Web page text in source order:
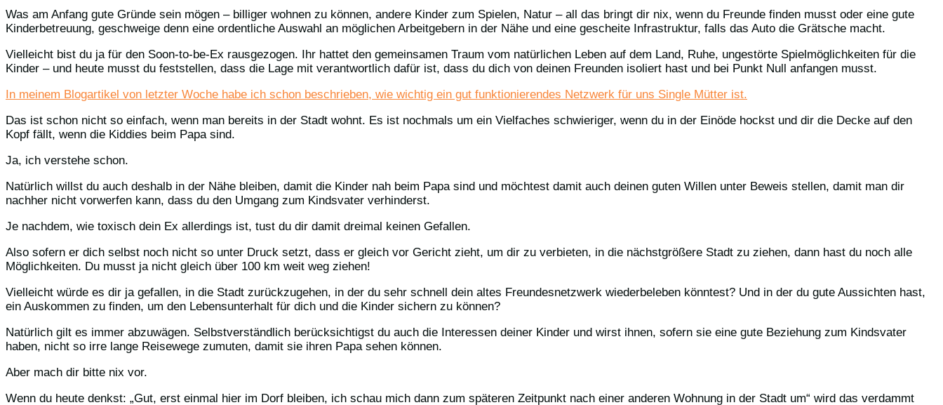
Was am Anfang gute Gründe sein mögen – billiger wohnen zu können, andere Kinder zum Spielen, Natur – all das bringt dir nix, wenn du Freunde finden musst oder eine gute
Kinderbetreuung, geschweige denn eine ordentliche Auswahl an möglichen Arbeitgebern in der Nähe und eine gescheite Infrastruktur, falls das Auto die Grätsche macht.
Vielleicht bist du ja für den Soon-to-be-Ex rausgezogen. Ihr hattet den gemeinsamen Traum vom natürlichen Leben auf dem Land, Ruhe, ungestörte Spielmöglichkeiten für die
Kinder – und heute musst du feststellen, dass die Lage mit verantwortlich dafür ist, dass du dich von deinen Freunden isoliert hast und bei Punkt Null anfangen musst.
In meinem Blogartikel von letzter Woche habe ich schon beschrieben, wie wichtig ein gut funktionierendes Netzwerk für uns Single Mütter ist.
Das ist schon nicht so einfach, wenn man bereits in der Stadt wohnt. Es ist nochmals um ein Vielfaches schwieriger, wenn du in der Einöde hockst und dir die Decke auf den
Kopf fällt, wenn die Kiddies beim Papa sind.
Ja, ich verstehe schon.
Natürlich willst du auch deshalb in der Nähe bleiben, damit die Kinder nah beim Papa sind und möchtest damit auch deinen guten Willen unter Beweis stellen, damit man dir
nachher nicht vorwerfen kann, dass du den Umgang zum Kindsvater verhinderst.
Je nachdem, wie toxisch dein Ex allerdings ist, tust du dir damit dreimal keinen Gefallen.
Also sofern er dich selbst noch nicht so unter Druck setzt, dass er gleich vor Gericht zieht, um dir zu verbieten, in die nächstgrößere Stadt zu ziehen, dann hast du noch alle
Möglichkeiten. Du musst ja nicht gleich über 100 km weit weg ziehen!
Vielleicht würde es dir ja gefallen, in die Stadt zurückzugehen, in der du sehr schnell dein altes Freundesnetzwerk wiederbeleben könntest? Und in der du gute Aussichten hast,
ein Auskommen zu finden, um den Lebensunterhalt für dich und die Kinder sichern zu können?
Natürlich gilt es immer abzuwägen. Selbstverständlich berücksichtigst du auch die Interessen deiner Kinder und wirst ihnen, sofern sie eine gute Beziehung zum Kindsvater
haben, nicht so irre lange Reisewege zumuten, damit sie ihren Papa sehen können.
Aber mach dir bitte nix vor.
Wenn du heute denkst: „Gut, erst einmal hier im Dorf bleiben, ich schau mich dann zum späteren Zeitpunkt nach einer anderen Wohnung in der Stadt um“ wird das verdammt